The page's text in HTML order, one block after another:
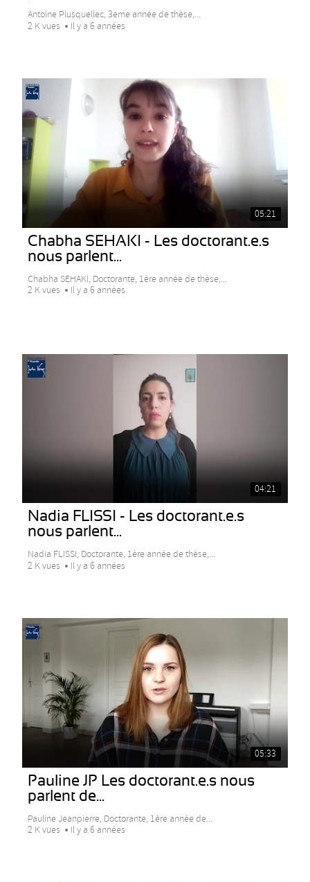
Antoine Plusquellec, 3eme année de thèse,...
2 K vues
Il y a 6 années
05:21
Chabha SEHAKI - Les doctorant.e.s
nous parlent...
Chabha SEHAKI, Doctorante, 1ère année de thèse,...
2 K vues
Il y a 6 années
04:21
Nadia FLISSI - Les doctorant.e.s
nous parlent...
Nadia FLISSI, Doctorante, 1ère année de thèse,...
2 K vues
Il y a 6 années
05:33
Pauline JP Les doctorant.e.s nous
parlent de...
Pauline Jeanpierre, Doctorante, 1ère année de...
2 K vues
Il y a 6 années